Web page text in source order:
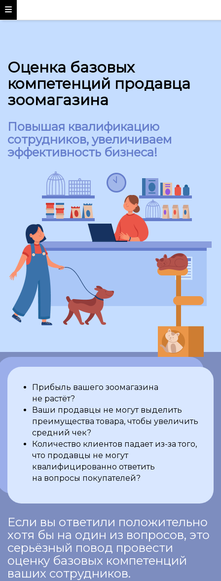
Оценка базовых
компетенций продавца
зоомагазина
Повышая квалификацию
сотрудников, увеличиваем
эффективность бизнеса!
Прибыль вашего зоомагазина
не растёт?
Ваши продавцы не могут выделить
преимущества товара, чтобы увеличить
средний чек?
Количество клиентов падает из-за того,
что продавцы не могут
квалифицированно ответить
на вопросы покупателей?
Если вы ответили положительно
хотя бы на один из вопросов, это
серьёзный повод провести
оценку базовых компетенций
ваших сотрудников.